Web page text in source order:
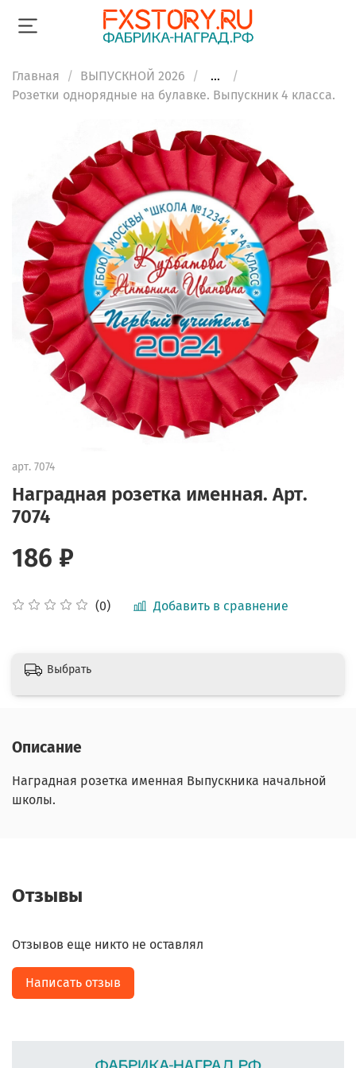
Главная ВЫПУСКНОЙ 2026
...
Розетки однорядные на булавке. Выпускник 4 класса.
арт. 7074
Наградная розетка именная. Арт.
7074
(0) Добавить в сравнение
186 ₽
Выбрать
Описание
Наградная розетка именная Выпускника начальной
школы.
Отзывы
Отзывов еще никто не оставлял
Написать отзыв